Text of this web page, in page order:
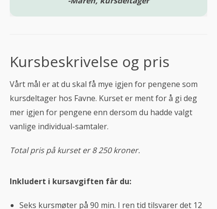
Kursbeskrivelse og pris
Vårt mål er at du skal få mye igjen for pengene som
kursdeltager hos Favne. Kurset er ment for å gi deg
mer igjen for pengene enn dersom du hadde valgt
vanlige individual-samtaler.
Total pris på kurset er 8 250 kroner.
Inkludert i kursavgiften får du:
Seks kursmøter på 90 min. I ren tid tilsvarer det 12